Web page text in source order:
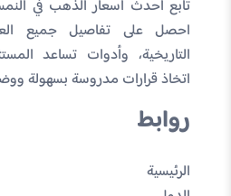
تابع أحدث أسعار الذهب في
احصل على تفاصيل جميع
التاريخية، وأدوات تساعد
اتخاذ قرارات مدروسة بسهولة
روابط
الرئيسية